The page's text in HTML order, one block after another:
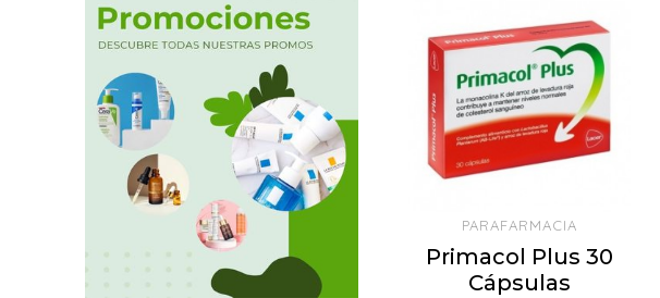
PARAFARMACIA
Primacol Plus 30
Cápsulas